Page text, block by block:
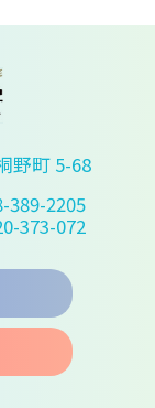
野町 5-68
389-2205
373-072